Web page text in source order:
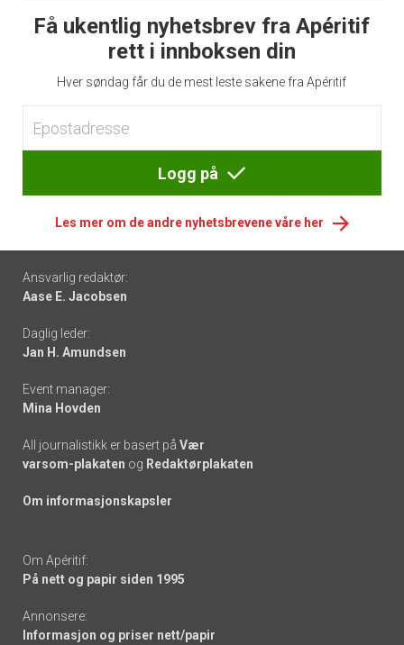
Få ukentlig nyhetsbrev fra Apéritif
rett i innboksen din
Hver søndag får du de mest leste sakene fra Apéritif
Logg på
Les mer om de andre nyhetsbrevene våre her
Footer
-
links
Ansvarlig redaktør:
Aase E. Jacobsen
Daglig leder:
Jan H. Amundsen
Event manager:
Mina Hovden
All journalistikk er basert på Vær
varsom-plakaten og Redaktørplakaten
Om informasjonskapsler
Om Apéritif:
På nett og papir siden 1995
Annonsere:
Informasjon og priser nett/papir